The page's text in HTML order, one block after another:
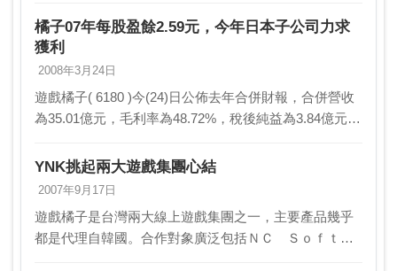
子指出，由於2007年初處分轉…
橘子07年每股盈餘2.59元，今年日本子公司力求
獲利
2008年3月24日
遊戲橘子( 6180 )今(24)日公佈去年合併財報，合併營收
為35.01億元，毛利率為48.72%，稅後純益為3.84億元，
元，下滑約11…
YNK挑起兩大遊戲集團心結
2007年9月17日
遊戲橘子是台灣兩大線上遊戲集團之一，主要產品幾乎
都是代理自韓國。合作對象廣泛包括ＮＣ Ｓｏｆｔ、